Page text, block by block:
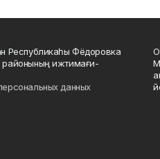
Республикаһы Фёдоровка
районының ижтимағи-
данных